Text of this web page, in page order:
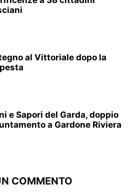
al Vittoriale dopo la
e Sapori del Garda, doppio
a Gardone Riviera
COMMENTO